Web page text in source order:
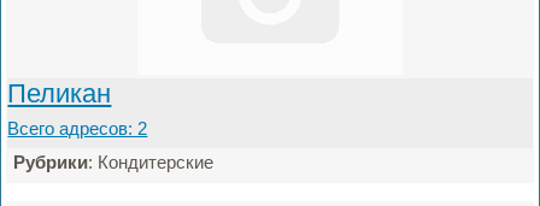
Пеликан
Всего адресов: 2
Рубрики: Кондитерские